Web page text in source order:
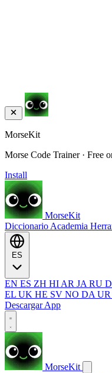
MorseKit
Morse Code Trainer · Free
Install
MorseKit
Diccionario Academia
EN ES ZH HI AR JA RU
EL UK HE SV NO DA UR
Descargar App
MorseKit